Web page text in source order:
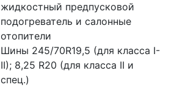
жидкостный предпусковой
подогреватель и салонные
отопители
Шины 245/70R19,5 (для класса I-
II); 8,25 R20 (для класса II и
спец.)